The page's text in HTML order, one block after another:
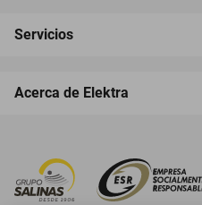
Servicios
Acerca de Elektra